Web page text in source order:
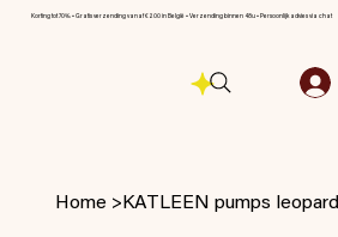
Korting tot 70% ⦁ Gratis verzending vanaf € 200 in België ⦁ Verzending binnen 48u ⦁ Persoonlijk advies via chat
Home > KATLEEN pumps leopard